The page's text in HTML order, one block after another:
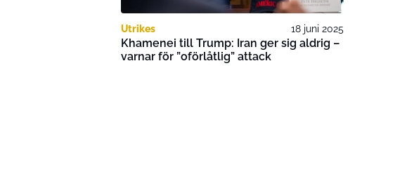
Utrikes 18 juni 2025
Khamenei till Trump: Iran ger sig aldrig –
varnar för ”oförlåtlig” attack